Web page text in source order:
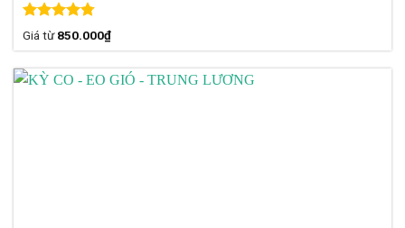
Được xếp
Giá từ850.000₫